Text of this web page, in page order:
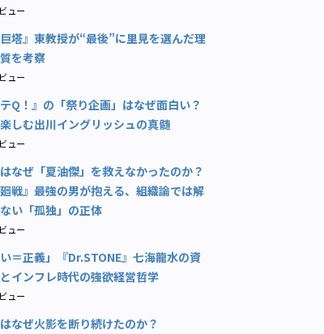
ュー
巨塔』東教授が“最後”に里見を選んだ理
を考察
ュー
テQ！』の「祭り企画」はなぜ面白い？
しむ出川イングリッシュの真髄
ュー
なぜ「夏油傑」を救えなかったのか？
廻戦』最強の男が抱える、組織論では解
い「孤独」の正体
ュー
い＝正義」『Dr.STONE』七海龍水の資
インフレ時代の強欲経営哲学
ュー
なぜ火影を断り続けたのか？